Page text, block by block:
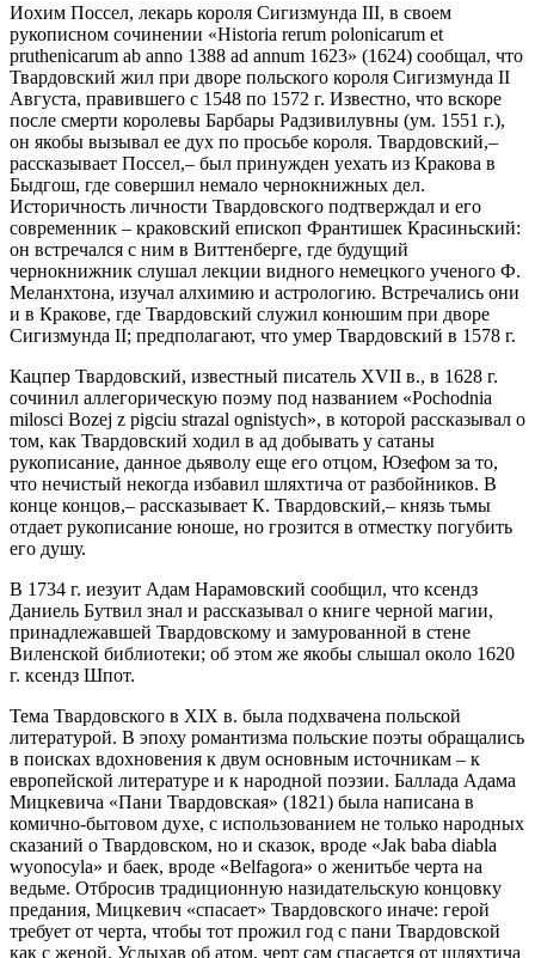
Иохим Поссел, лекарь короля Сигизмунда III, в своем
рукописном сочинении «Historia rerum polonicarum et
pruthenicarum ab anno 1388 ad annum 1623» (1624) сообщал, что
Твардовский жил при дворе польского короля Сигизмунда II
Августа, правившего с 1548 по 1572 г. Известно, что вскоре
после смерти королевы Барбары Радзивилувны (ум. 1551 г.),
он якобы вызывал ее дух по просьбе короля. Твардовский,–
рассказывает Поссел,– был принужден уехать из Кракова в
Быдгош, где совершил немало чернокнижных дел.
Историчность личности Твардовского подтверждал и его
современник – краковский епископ Франтишек Красиньский:
он встречался с ним в Виттенберге, где будущий
чернокнижник слушал лекции видного немецкого ученого Ф.
Меланхтона, изучал алхимию и астрологию. Встречались они
и в Кракове, где Твардовский служил конюшим при дворе
Сигизмунда II; предполагают, что умер Твардовский в 1578 г.
Кацпер Твардовский, известный писатель XVII в., в 1628 г.
сочинил аллегорическую поэму под названием «Pochodnia
milosci Bozej z pigciu strazal ognistych», в которой рассказывал о
том, как Твардовский ходил в ад добывать у сатаны
рукописание, данное дьяволу еще его отцом, Юзефом за то,
что нечистый некогда избавил шляхтича от разбойников. В
конце концов,– рассказывает К. Твардовский,– князь тьмы
отдает рукописание юноше, но грозится в отместку погубить
его душу.
В 1734 г. иезуит Адам Нарамовский сообщил, что ксендз
Даниель Бутвил знал и рассказывал о книге черной магии,
принадлежавшей Твардовскому и замурованной в стене
Виленской библиотеки; об этом же якобы слышал около 1620
г. ксендз Шпот.
Тема Твардовского в XIX в. была подхвачена польской
литературой. В эпоху романтизма польские поэты обращались
в поисках вдохновения к двум основным источникам – к
европейской литературе и к народной поэзии. Баллада Адама
Мицкевича «Пани Твардовская» (1821) была написана в
комично-бытовом духе, с использованием не только народных
сказаний о Твардовском, но и сказок, вроде «Jak baba diabla
wyonocyla» и баек, вроде «Belfagora» о женитьбе черта на
ведьме. Отбросив традиционную назидательскую концовку
предания, Мицкевич «спасает» Твардовского иначе: герой
требует от черта, чтобы тот прожил год с пани Твардовской
как с женой. Услыхав об атом, черт сам спасается от шляхтича